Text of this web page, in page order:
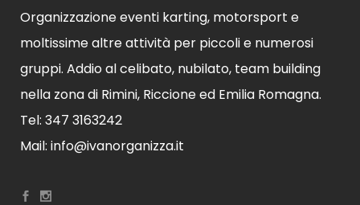
Organizzazione eventi karting, motorsport e
moltissime altre attività per piccoli e numerosi
gruppi. Addio al celibato, nubilato, team building
nella zona di Rimini, Riccione ed Emilia Romagna.
Tel: 347 3163242
Mail: info@ivanorganizza.it